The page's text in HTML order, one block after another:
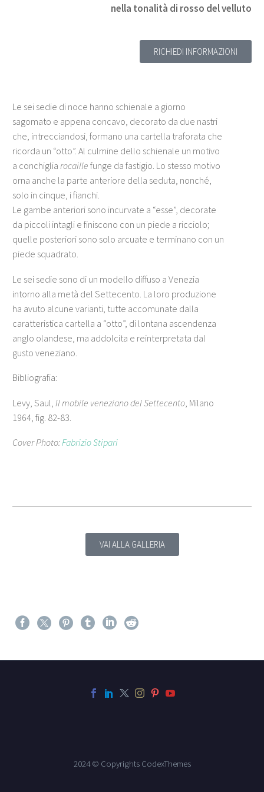
nella tonalità di rosso del velluto
RICHIEDI INFORMAZIONI
Le sei sedie di noce hanno schienale a giorno
sagomato e appena concavo, decorato da due nastri
che, intrecciandosi, formano una cartella traforata che
ricorda un “otto”. Al culmine dello schienale un motivo
a conchiglia rocaille funge da fastigio. Lo stesso motivo
orna anche la parte anteriore della seduta, nonché,
solo in cinque, i fianchi.
Le gambe anteriori sono incurvate a “esse”, decorate
da piccoli intagli e finiscono con un piede a ricciolo;
quelle posteriori sono solo arcuate e terminano con un
piede squadrato.
Le sei sedie sono di un modello diffuso a Venezia
intorno alla metà del Settecento. La loro produzione
ha avuto alcune varianti, tutte accomunate dalla
caratteristica cartella a “otto”, di lontana ascendenza
anglo olandese, ma addolcita e reinterpretata dal
gusto veneziano.
Bibliografia:
Levy, Saul, Il mobile veneziano del Settecento , Milano
1964, fig. 82-83.
Cover Photo:Fabrizio Stipari
VAI ALLA GALLERIA
2024 © Copyrights CodexThemes